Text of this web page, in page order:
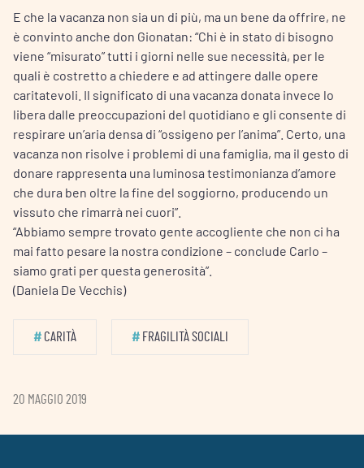
E che la vacanza non sia un di più, ma un bene da offrire, ne
è convinto anche don Gionatan: “Chi è in stato di bisogno
viene “misurato” tutti i giorni nelle sue necessità, per le
quali è costretto a chiedere e ad attingere dalle opere
caritatevoli. Il significato di una vacanza donata invece lo
libera dalle preoccupazioni del quotidiano e gli consente di
respirare un’aria densa di “ossigeno per l’anima”. Certo, una
vacanza non risolve i problemi di una famiglia, ma il gesto di
donare rappresenta una luminosa testimonianza d’amore
che dura ben oltre la fine del soggiorno, producendo un
vissuto che rimarrà nei cuori”.
“Abbiamo sempre trovato gente accogliente che non ci ha
mai fatto pesare la nostra condizione – conclude Carlo –
siamo grati per questa generosità”.
(Daniela De Vecchis)
# CARITÀ # FRAGILITÀ SOCIALI
20 MAGGIO 2019